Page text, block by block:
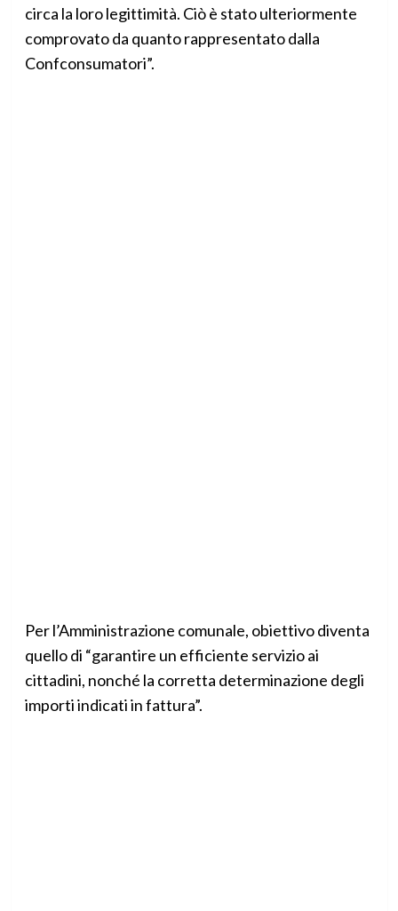
circa la loro legittimità. Ciò è stato ulteriormente
comprovato da quanto rappresentato dalla
Confconsumatori”.
Per l’Amministrazione comunale, obiettivo diventa
quello di “garantire un efficiente servizio ai
cittadini, nonché la corretta determinazione degli
importi indicati in fattura”.